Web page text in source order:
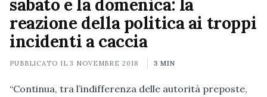
sabato e la domenica: la
reazione della politica ai troppi
incidenti a caccia
PUBBLICATO IL3 NOVEMBRE 2018 3 MIN
“Continua, tra l’indifferenza delle autorità preposte,